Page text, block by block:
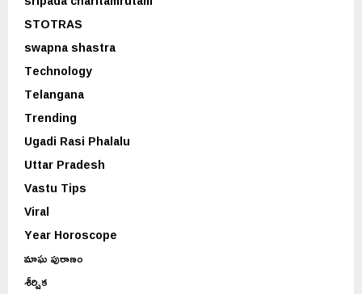
STOTRAS
swapna shastra
Technology
Telangana
Trending
Ugadi Rasi Phalalu
Uttar Pradesh
Vastu Tips
Viral
Year Horoscope
మాఘ పురాణం
శీర్షిక